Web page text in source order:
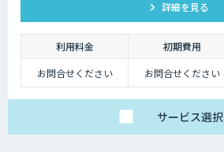
で一括でサポートします。
詳細を見る
利用料金 初期費用
お問合せください
お問合せください
サービス選択